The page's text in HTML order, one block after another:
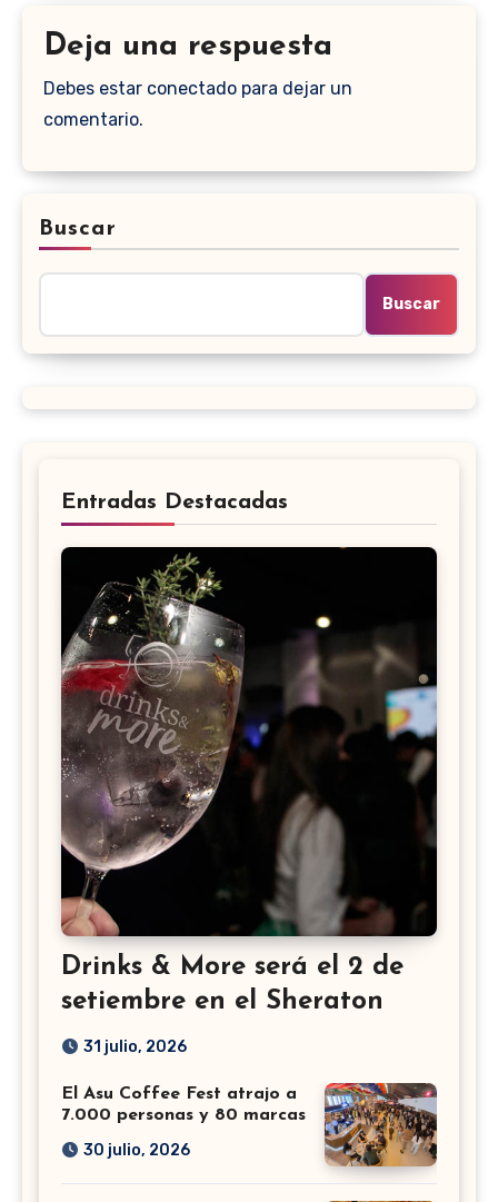
Deja una respuesta
Debes estar conectado para dejar un
comentario.
Buscar
Buscar
Entradas Destacadas
Drinks & More será el 2 de
setiembre en el Sheraton
31 julio, 2026
El Asu Coffee Fest atrajo a
7.000 personas y 80 marcas
30 julio, 2026